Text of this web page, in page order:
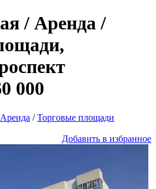
/ Аренда /
000
Аренда /Торговые площади
Добавить в избранное